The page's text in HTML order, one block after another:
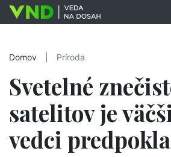
Domov Príroda
Svetelné
satelitov je
vedci